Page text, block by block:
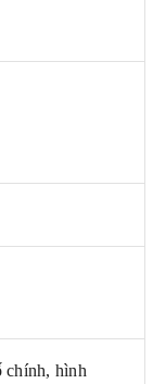
chính, hình